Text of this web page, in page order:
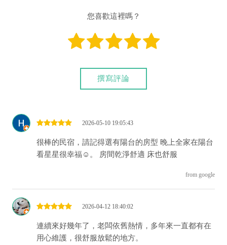
宿有提供該銀行匯款帳號喔。) 匯入任何款項後，請記得與業者
您喜歡這裡嗎？
撰寫評論
2026-05-10 19:05:43
很棒的民宿，請記得選有陽台的房型 晚上全家在陽台
看星星很幸福☺️。 房間乾淨舒適 床也舒服
from google
2026-04-12 18:40:02
連續來好幾年了，老闆依舊熱情，多年來一直都有在
用心維護，很舒服放鬆的地方。